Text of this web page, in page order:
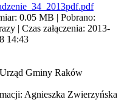
0.05 MB | Pobrano:
| Czas załączenia: 2013-
14:43
Gminy Raków
Agnieszka Zwierzyńska